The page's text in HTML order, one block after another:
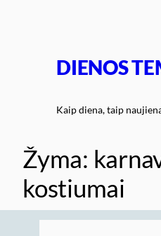
DIENOS
Kaip diena, taip
Žyma:
kostiumai